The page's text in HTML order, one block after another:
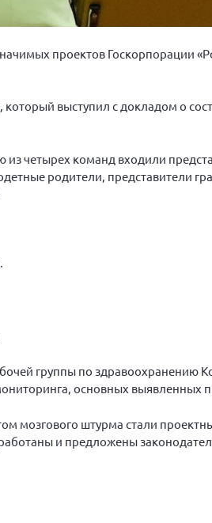
проектов Госкорпорации
выступил с докладом о
из четырех команд входили
родители, представители
группы по здравоохранению
основных выявленных
мозгового штурма стали
и предложены